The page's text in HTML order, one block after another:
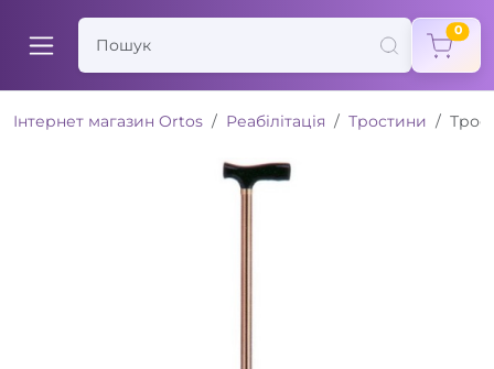
0
Інтернет магазин Ortos Реабілітація Тростини